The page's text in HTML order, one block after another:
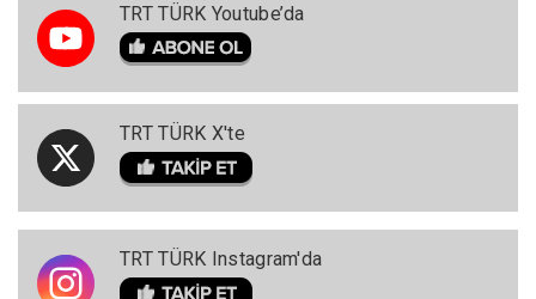
TRT TÜRK Youtube’da
TRT TÜRK X'te
TRT TÜRK Instagram'da